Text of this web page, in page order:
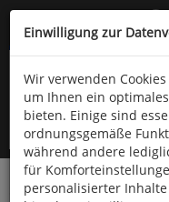
Kompletten Head der
oder
Startseite Bücher
Einwilligung zur
Wir verwenden
um Ihnen ein
bieten. Einige sind
ordnungsgemäße
während andere
für
personalisierter